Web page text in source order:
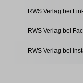
RWS Verlag bei
RWS Verlag bei
RWS Verlag bei